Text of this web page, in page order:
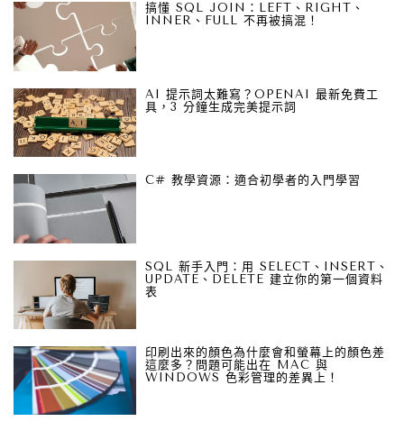
搞懂 SQL JOIN：LEFT、RIGHT、
INNER、FULL 不再被搞混！
AI 提示詞太難寫？OPENAI 最新免費工
具，3 分鐘生成完美提示詞
C# 教學資源：適合初學者的入門學習
SQL 新手入門：用 SELECT、INSERT、
UPDATE、DELETE 建立你的第一個資料
表
印刷出來的顏色為什麼會和螢幕上的顏色差
這麼多？問題可能出在 MAC 與
WINDOWS 色彩管理的差異上！